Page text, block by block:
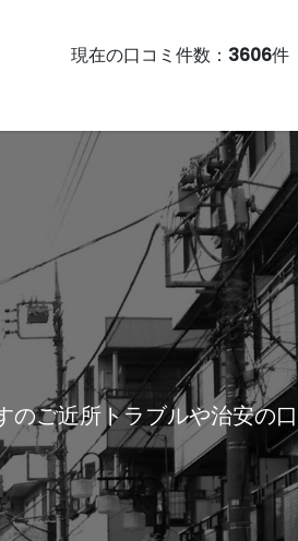
現在の口コミ件数： 3606件
ご近所トラブルや治安の